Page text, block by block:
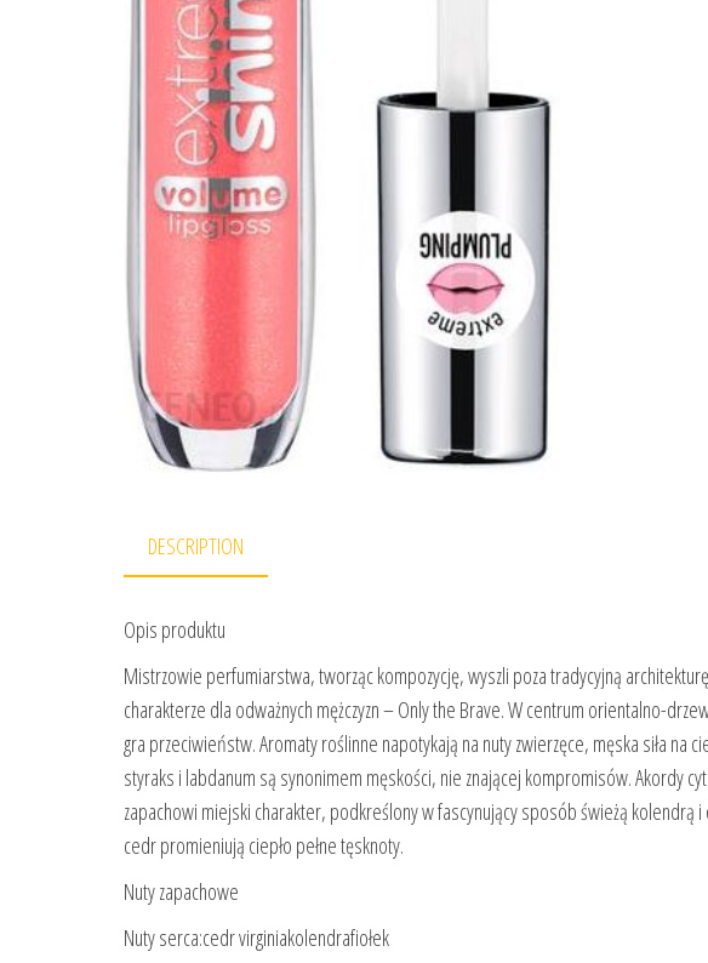
DESCRIPTION
Opis produktu
Mistrzowie perfumiarstwa, tworząc kompozycję, wyszli poza tradycyjną
charakterze dla odważnych mężczyzn – Only the Brave. W centrum orientalno-
gra przeciwieństw. Aromaty roślinne napotykają na nuty zwierzęce, męska siła na
styraks i labdanum są synonimem męskości, nie znającej kompromisów. Akordy
zapachowi miejski charakter, podkreślony w fascynujący sposób świeżą kolendrą
cedr promieniują ciepło pełne tęsknoty.
Nuty zapachowe
Nuty serca:cedr virginiakolendrafiołek